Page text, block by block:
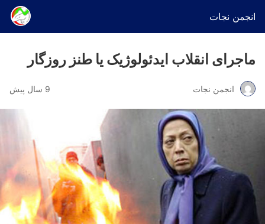
انجمن نجات
ماجرای انقلاب ایدئولوژیک یا طنز روزگار
انجمن نجات 9 سال پیش